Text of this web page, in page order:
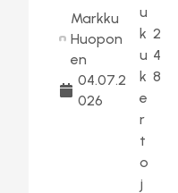
Markku
Huopon
en
04.07.2
026
u
k
u
k
e
r
t
o
j
2
4
8